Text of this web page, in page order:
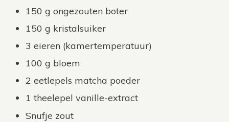
150 g ongezouten boter
150 g kristalsuiker
3 eieren (kamertemperatuur)
100 g bloem
2 eetlepels matcha poeder
1 theelepel vanille-extract
Snufje zout